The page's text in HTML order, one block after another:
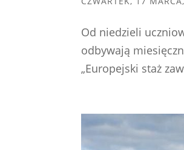
Od niedzieli
odbywają
„Europejski staż